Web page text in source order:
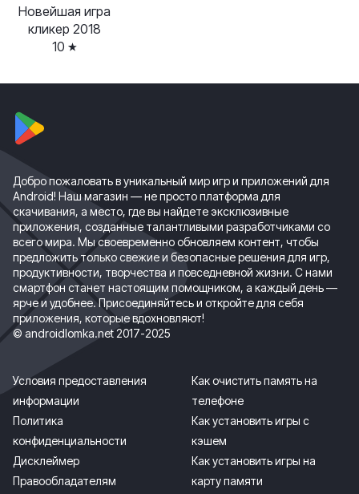
Новейшая игра
кликер 2018
10
Добро пожаловать в уникальный мир игр и приложений для
Android! Наш магазин — не просто платформа для
скачивания, а место, где вы найдете эксклюзивные
приложения, созданные талантливыми разработчиками со
всего мира. Мы своевременно обновляем контент, чтобы
предложить только свежие и безопасные решения для игр,
продуктивности, творчества и повседневной жизни. С нами
смартфон станет настоящим помощником, а каждый день —
ярче и удобнее. Присоединяйтесь и откройте для себя
приложения, которые вдохновляют!
© androidlomka.net 2017-2025
Условия предоставления
информации
Политика
конфиденциальности
Дисклеймер
Правообладателям
Как очистить память на
телефоне
Как установить игры с
кэшем
Как установить игры на
карту памяти